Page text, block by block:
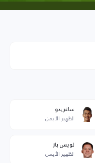
ساغريدو
الظهير الأيمن
لويس باز
الظهير الأيمن